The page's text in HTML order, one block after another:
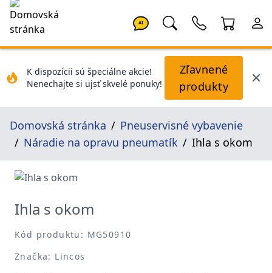
AI
K dispozícii sú špeciálne akcie!
Nenechajte si ujsť skvelé ponuky!
Zľavnené
produkty
Domovská stránka
Pneuservisné vybavenie
Náradie na opravu pneumatík
Ihla s okom
Ihla s okom
Kód produktu: MG50910
Značka: Lincos